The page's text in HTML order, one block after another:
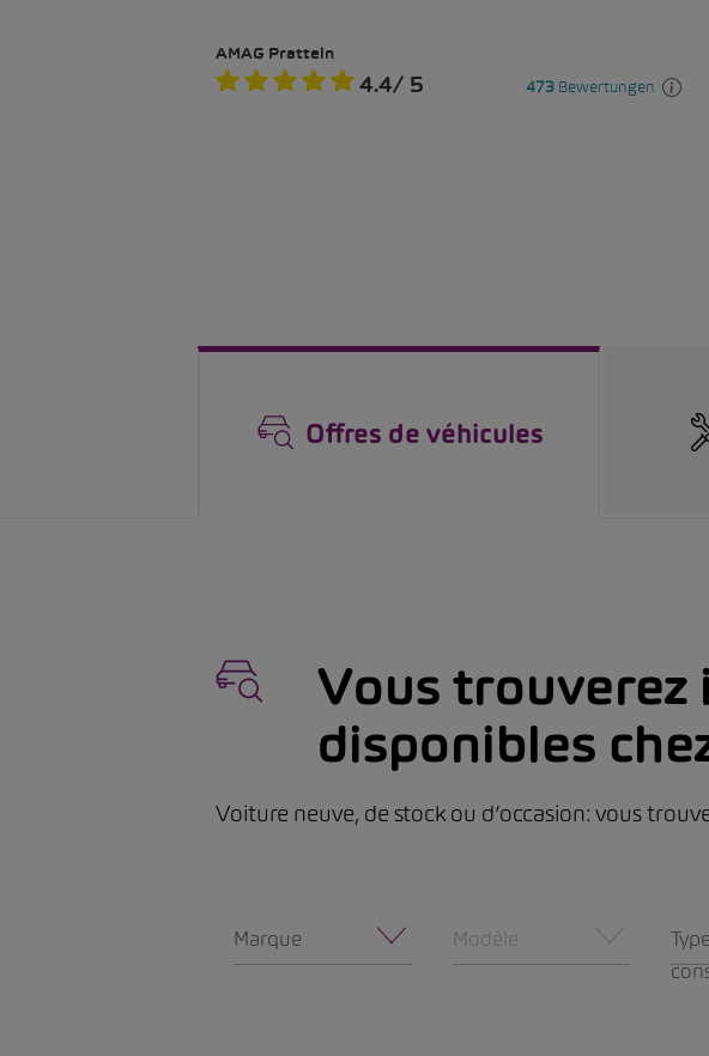
Offres de véhicules
Vous trouverez
disponibles
Voiture neuve, de stock ou d’occasion: vous
Marque Modèle